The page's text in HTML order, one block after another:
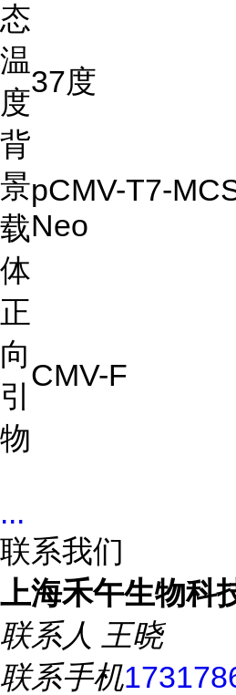
态
温
度
37度
背
景
载
体
pCMV-T7-
Neo
正
向
引
物
CMV-F
...
联系我们
上海禾午生物科
联系人 王晓
联系手机